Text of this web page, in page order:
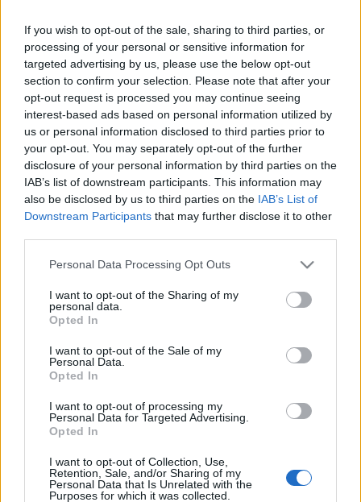
If you wish to opt-out of the sale, sharing to third parties, or
processing of your personal or sensitive information for
targeted advertising by us, please use the below opt-out
section to confirm your selection. Please note that after your
opt-out request is processed you may continue seeing
interest-based ads based on personal information utilized by
us or personal information disclosed to third parties prior to
your opt-out. You may separately opt-out of the further
disclosure of your personal information by third parties on the
IAB’s list of downstream participants. This information may
also be disclosed by us to third parties on the IAB’s List of
Downstream Participants that may further disclose it to other
Please note that this website/app uses one or more Google
not limited to your visit or usage behaviour. You may click to
grant or deny consent to Google and its third-party tags to
use your data for below specified purposes in below Google
consent section.
Personal Data Processing Opt Outs
I want to opt-out of the Sharing of my
personal data.
Opted In
I want to opt-out of the Sale of my
Personal Data.
Opted In
I want to opt-out of processing my
Personal Data for Targeted Advertising.
Opted In
I want to opt-out of Collection, Use,
Retention, Sale, and/or Sharing of my
Personal Data that Is Unrelated with the
Purposes for which it was collected.
AzOrosz Dénesfilmje alapján készült szórakoztató
vígjátékhoz saját zenét komponált Bolba Tamás
szövegkönyvet pedigSzente VajkésGalambos
Attila , illetve a Madách Színház igazgatója,Szirtes
Tamásjegyzi, aki egyben a darab rendezője.